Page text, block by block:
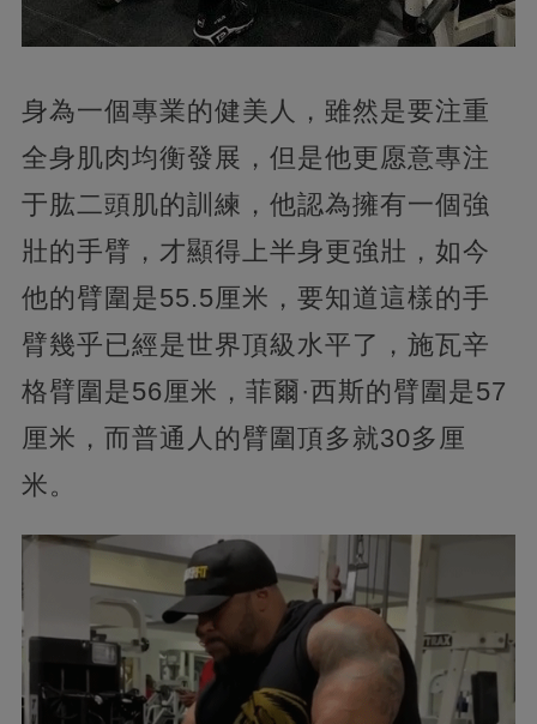
身為一個專業的健美人，雖然是要注重
全身肌肉均衡發展，但是他更愿意專注
于肱二頭肌的訓練，他認為擁有一個強
壯的手臂，才顯得上半身更強壯，如今
他的臂圍是55.5厘米，要知道這樣的手
臂幾乎已經是世界頂級水平了，施瓦辛
格臂圍是56厘米，菲爾·西斯的臂圍是57
厘米，而普通人的臂圍頂多就30多厘
米。